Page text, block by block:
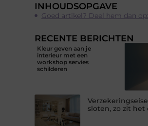
INHOUDSOPGAVE
Goed artikel? Deel hem dan op:
RECENTE BERICHTEN
Kleur geven aan je
interieur met een
workshop servies
schilderen
sloten, zo zit het